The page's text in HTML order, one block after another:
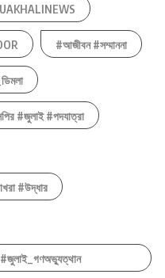
#আজীবন #সম্মাননা
#জুলাই #পদযাত্রা
#উদ্ধার
#জুলাই_গণঅভ্যুত্থান